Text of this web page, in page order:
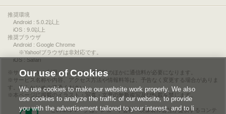
推奨環境
Android : 5.0.2以上
iOS : 9.0以上
推奨ブラウザ
Android : Google Chrome
※Yahoo!ブラウザは非対応です。
iOS : Safari
サービスをご利用されるには、情報料のほかに通信料が必要になります。
サービス名称や内容、アクセス方法や情報料等は、予告なく変更する場合がありま
す。あらかじめご了承ください。
本ページに掲載のイラスト・写真・文章の無断複写及び転載を禁じます。
このエルマークは、レコード会社・映像製作会社が提供するコンテ
Our use of Cookies
We use cookies to make our website work properly. We also
use cookies to analyze the traffic of our website, to provide
you with the advertisement tailored to your interest, and to li